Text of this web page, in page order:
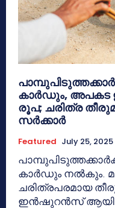
കാർഡും, അപകട
രൂപ; ചരിത്ര
സർക്കാർ
Featured July 25, 2025
കാർഡും നൽകും.
ചരിത്രപരമായ
ഇൻഷുറൻസ് ആയി